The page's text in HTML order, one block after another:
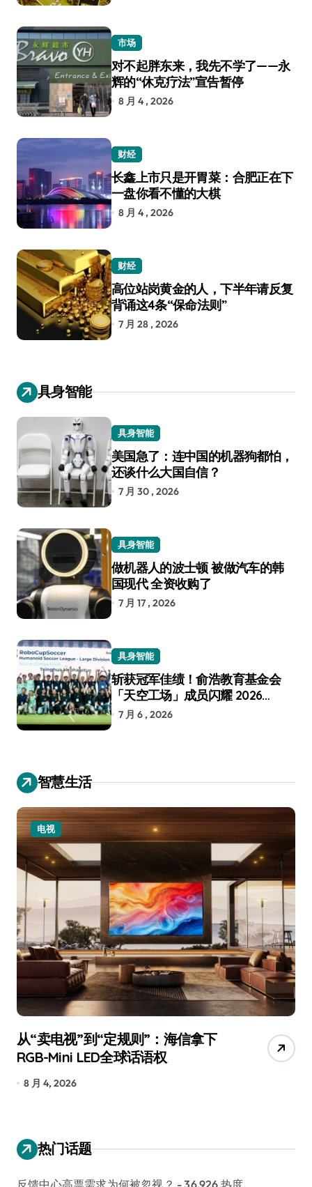
市场
对不起胖东来，我先不学了——永
辉的“休克疗法”宣告暂停
8 月 4 , 2026
财经
长鑫上市只是开胃菜：合肥正在下
一盘你看不懂的大棋
8 月 4 , 2026
财经
高位站岗黄金的人，下半年请反复
背诵这4条“保命法则”
7 月 28 , 2026
具身智能
具身智能
美国急了：连中国的机器狗都怕，
还谈什么大国自信？
7 月 30 , 2026
具身智能
做机器人的波士顿 被做汽车的韩
国现代 全资收购了
7 月 17 , 2026
具身智能
斩获冠军佳绩！俞浩教育基金会
「天空工场」成员闪耀 2026
RoboCup 机器人世界杯
7 月 6 , 2026
智慧生活
电视
从“卖电视”到“定规则”：海信拿下
RGB-Mini LED全球话语权
8 月 4, 2026
热门话题
反馈中心高票需求为何被忽视？ - 36,926 热度